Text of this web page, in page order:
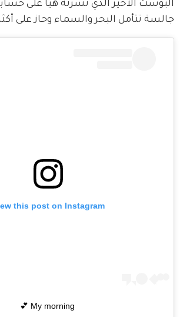
البوست الأخير الذي نشرته هيا على
جالسة تتأمل البحر والسماء وحاز على أكثر من
this post on Instagram
My morning 💕